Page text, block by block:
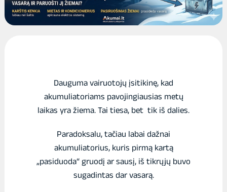
Dauguma vairuotojų įsitikinę, kad
akumuliatoriams pavojingiausias metų
laikas yra žiema. Tai tiesa, bet tik iš dalies.
Paradoksalu, tačiau labai dažnai
akumuliatorius, kuris pirmą kartą
„pasiduoda“ gruodį ar sausį, iš tikrųjų buvo
sugadintas dar vasarą.